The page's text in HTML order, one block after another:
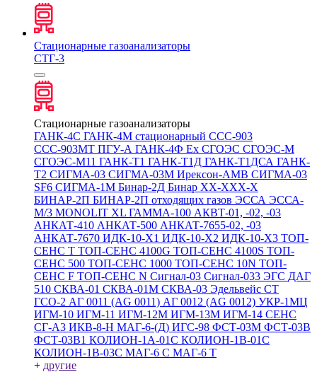
Стационарные газоанализаторы
СТГ-3
Стационарные газоанализаторы
ГАНК-4С ГАНК-4М стационарный ССС-903
ССС-903МТ ПГУ-А ГАНК-4Ф Ex СГОЭС СГОЭС-М
СГОЭС-М11 ГАНК-Т1 ГАНК-Т1Д ГАНК-Т1ДСА ГАНК-
Т2 СИГМА-03 СИГМА-03М Ирексон-АМВ СИГМА-03
SF6 СИГМА-1М Бинар-2Д Бинар ХХ-ХХХ-Х
БИНАР-2П БИНАР-2П отходящих газов ЭССА ЭССА-
М/3 MONOLIT XL ГАММА-100 АКВТ-01, -02, -03
АНКАТ-410 АНКАТ-500 АНКАТ-7655-02, -03
АНКАТ-7670 ИДК-10-Х1 ИДК-10-Х2 ИДК-10-Х3 ТОП-
СЕНС Т ТОП-СЕНС 4100G ТОП-СЕНС 4100S ТОП-
СЕНС 500 ТОП-СЕНС 1000 ТОП-СЕНС 10N ТОП-
СЕНС F ТОП-СЕНС N Сигнал-03 Сигнал-033 ЭГС ДАГ
510 СКВА-01 СКВА-01М СКВА-03 Эдельвейс СТ
ГСО-2 АГ 0011 (AG 0011) АГ 0012 (AG 0012) УКР-1МЦ
ИГМ-10 ИГМ-11 ИГМ-12М ИГМ-13М ИГМ-14 СЕНС
СГ-А3 ИКВ-8-Н МАГ-6-(Д) ИГС-98 ФСТ-03М ФСТ-03В
ФСТ-03В1 КОЛИОН-1А-01С КОЛИОН-1В-01С
КОЛИОН-1В-03С МАГ-6 С МАГ-6 Т
+ другие